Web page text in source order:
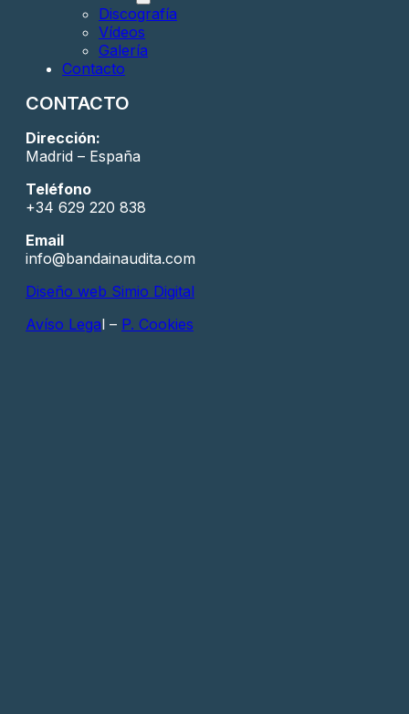
Discografía
Vídeos
Galería
Contacto
CONTACTO
Dirección:
Madrid – España
Teléfono
+34 629 220 838
Email
info@bandainaudita.com
Diseño web Simio Digital
Avíso Legal – P. Cookies